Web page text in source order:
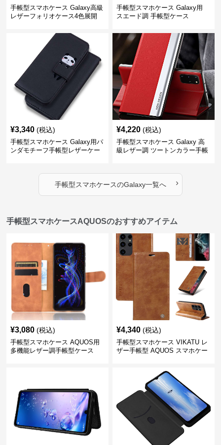
手帳型スマホケース Galaxy高級
レザーフォリオケース4色展開
手帳型スマホケース Galaxy用
スエード調 手帳型ケース
¥3,340 (税込)
手帳型スマホケース Galaxy用パ
ンダモチーフ手帳型レザーケー
¥4,220 (税込)
手帳型スマホケース Galaxy 高
級レザー調 ツートンカラー手帳
手帳型スマホケースのGalaxy一覧へ ›
手帳型スマホケースAQUOSのおすすめアイテム
¥3,080 (税込)
手帳型スマホケース AQUOS用
多機能レザー調手帳型ケース
¥4,340 (税込)
手帳型スマホケース VIKATU レ
ザー手帳型 AQUOS スマホケー